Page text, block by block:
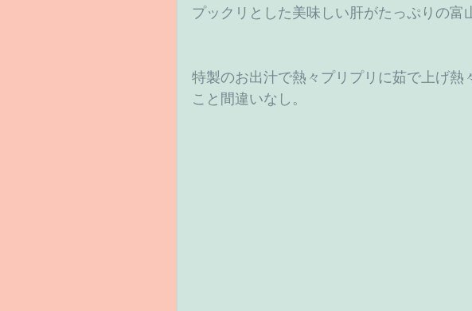
プックリとした美味しい肝がたっぷりの富
特製のお出汁で熱々プリプリに茹で上げ熱
こと間違いなし。